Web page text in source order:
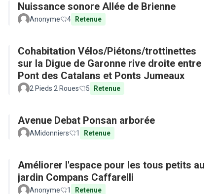
Nuissance sonore Allée de Brienne
Anonyme 4 Retenue
Cohabitation Vélos/Piétons/trottinettes
sur la Digue de Garonne rive droite entre
Pont des Catalans et Ponts Jumeaux
2 Pieds 2 Roues 5 Retenue
Avenue Debat Ponsan arborée
AMidonniers 1 Retenue
Améliorer l'espace pour les tous petits au
jardin Compans Caffarelli
Anonyme 1 Retenue